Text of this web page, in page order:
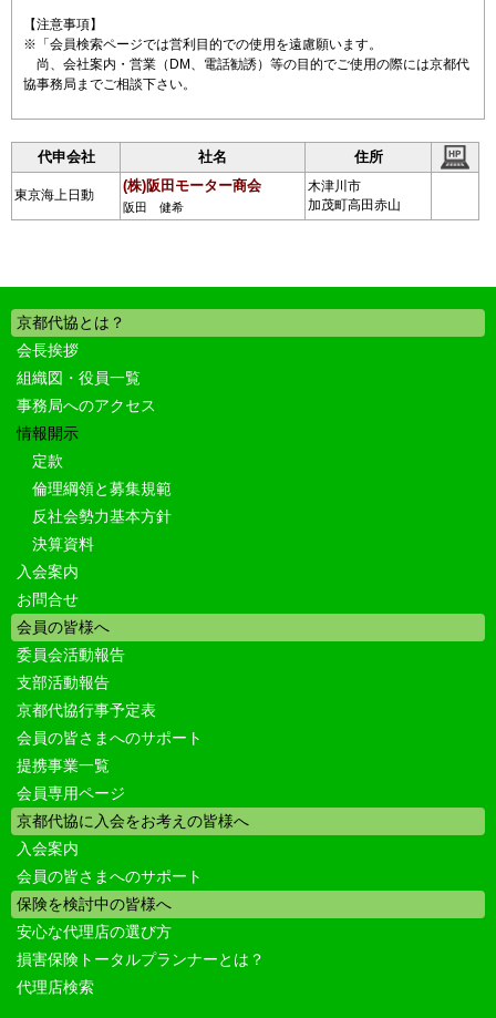
【注意事項】
※「会員検索ページでは営利目的での使用を遠慮願います。
尚、会社案内・営業（DM、電話勧誘）等の目的でご使用の際には京都代
協事務局までご相談下さい。
代申会社 社名 住所
東京海上日動
(株)阪田モーター商会
阪田 健希
木津川市
加茂町高田赤山
京都代協とは？
会長挨拶
組織図・役員一覧
事務局へのアクセス
情報開示
定款
倫理綱領と募集規範
反社会勢力基本方針
決算資料
入会案内
お問合せ
会員の皆様へ
委員会活動報告
支部活動報告
京都代協行事予定表
会員の皆さまへのサポート
提携事業一覧
会員専用ページ
京都代協に入会をお考えの皆様へ
入会案内
会員の皆さまへのサポート
保険を検討中の皆様へ
安心な代理店の選び方
損害保険トータルプランナーとは？
代理店検索